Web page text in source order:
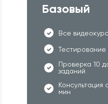
Базовый
Все
Тестирование
Проверка 10
заданий
Консультация
мин